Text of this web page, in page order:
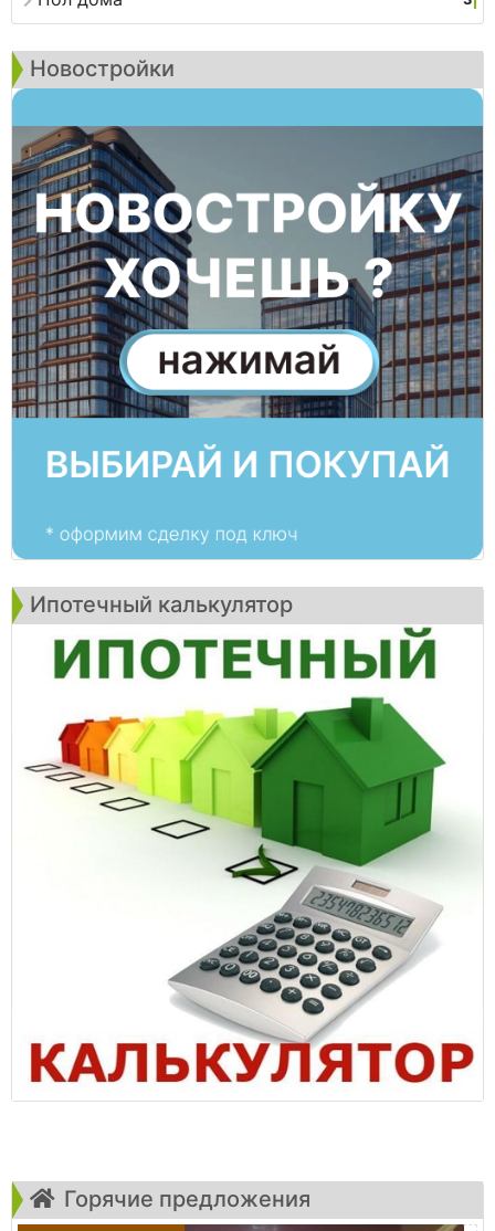
Новостройки
Ипотечный калькулятор
Горячие предложения